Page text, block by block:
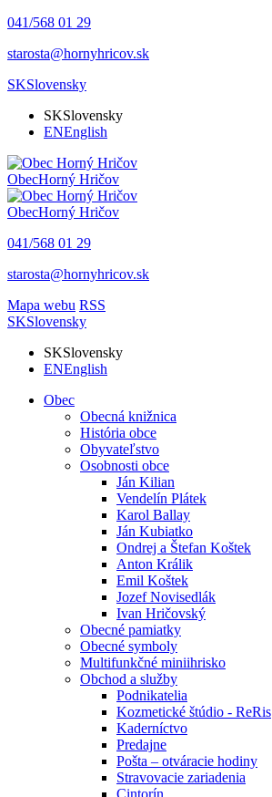
041/568 01 29
starosta@hornyhricov.sk
SKSlovensky
SKSlovensky
ENEnglish
ObecHorný Hričov
ObecHorný Hričov
041/568 01 29
starosta@hornyhricov.sk
Mapa webu RSS
SKSlovensky
SKSlovensky
ENEnglish
Obec
Obecná knižnica
História obce
Obyvateľstvo
Osobnosti obce
Ján Kilian
Vendelín Plátek
Karol Ballay
Ján Kubiatko
Ondrej a Štefan Koštek
Anton Králik
Emil Koštek
Jozef Novisedlák
Ivan Hričovský
Obecné pamiatky
Obecné symboly
Multifunkčné miniihrisko
Obchod a služby
Podnikatelia
Kozmetické štúdio - ReRis
Kaderníctvo
Predajne
Pošta – otváracie hodiny
Stravovacie zariadenia
Cintorín